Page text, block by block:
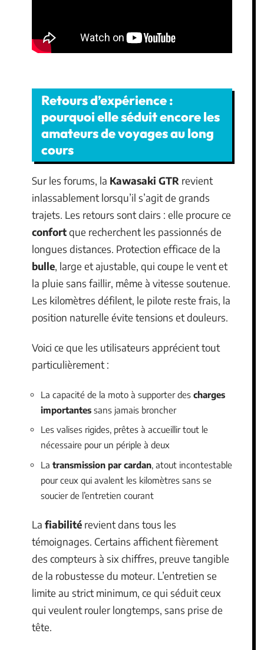
Retours d’expérience :
pourquoi elle séduit encore les
amateurs de voyages au long
cours
Sur les forums, la Kawasaki GTR revient
inlassablement lorsqu’il s’agit de grands
trajets. Les retours sont clairs : elle procure ce
confortque recherchent les passionnés de
longues distances. Protection efficace de la
bulle, large et ajustable, qui coupe le vent et
la pluie sans faillir, même à vitesse soutenue.
Les kilomètres défilent, le pilote reste frais, la
position naturelle évite tensions et douleurs.
Voici ce que les utilisateurs apprécient tout
particulièrement :
La capacité de la moto à supporter des charges
importantes sans jamais broncher
Les valises rigides, prêtes à accueillir tout le
nécessaire pour un périple à deux
La transmission par cardan, atout incontestable
pour ceux qui avalent les kilomètres sans se
soucier de l’entretien courant
La fiabilité revient dans tous les
témoignages. Certains affichent fièrement
des compteurs à six chiffres, preuve tangible
de la robustesse du moteur. L’entretien se
limite au strict minimum, ce qui séduit ceux
qui veulent rouler longtemps, sans prise de
tête.